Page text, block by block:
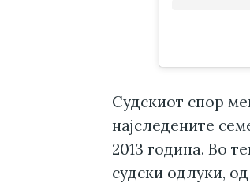
Судскиот спор
најследените
2013 година. Во
судски одлуки,